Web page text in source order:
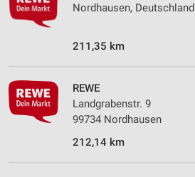
Nordhausen, Deutschland
211,35 km
REWE
Landgrabenstr. 9
99734 Nordhausen
212,14 km
Nicht-IAB-Verarbeitungszwecke:
Funktional
Werbung